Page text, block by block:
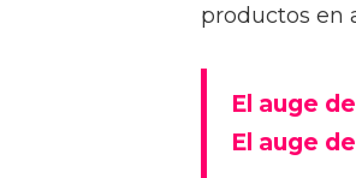
productos en
El auge
El auge